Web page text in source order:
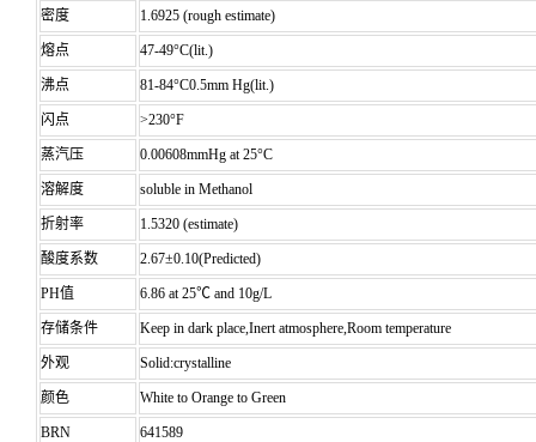
密度 1.6925 (rough estimate)
熔点 47-49°C(lit.)
沸点 81-84°C0.5mm Hg(lit.)
闪点 >230°F
蒸汽压 0.00608mmHg at 25°C
溶解度 soluble in Methanol
折射率 1.5320 (estimate)
酸度系数 2.67±0.10(Predicted)
PH值 6.86 at 25℃ and 10g/L
存储条件 Keep in dark place,Inert atmosphere,Room temperature
外观 Solid:crystalline
颜色 White to Orange to Green
BRN 641589